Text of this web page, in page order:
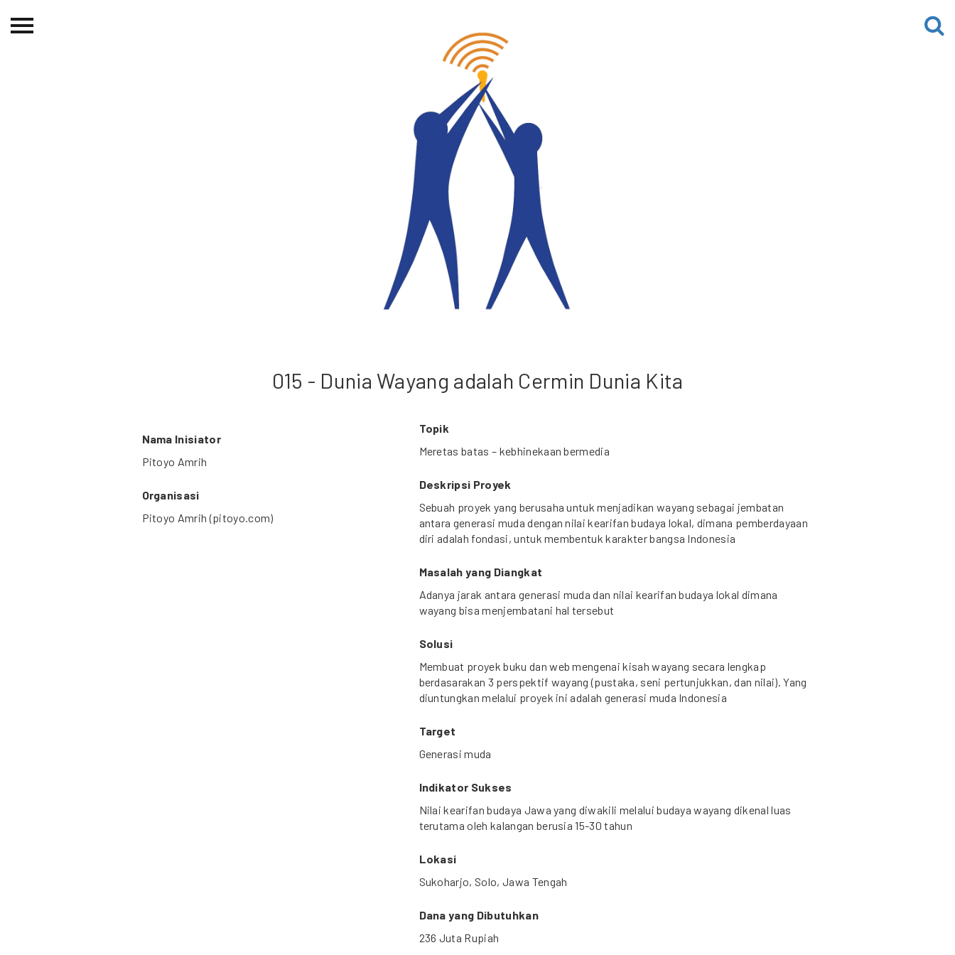
Beranda
015 - Dunia Wayang adalah Cermin Dunia Kita
Nama Inisiator
Pitoyo Amrih
Organisasi
Pitoyo Amrih (pitoyo.com)
Topik
Meretas batas – kebhinekaan bermedia
Deskripsi Proyek
Sebuah proyek yang berusaha untuk menjadikan wayang sebagai jembatan
antara generasi muda dengan nilai kearifan budaya lokal, dimana pemberdayaan
diri adalah fondasi, untuk membentuk karakter bangsa Indonesia
Masalah yang Diangkat
Adanya jarak antara generasi muda dan nilai kearifan budaya lokal dimana
wayang bisa menjembatani hal tersebut
Solusi
Membuat proyek buku dan web mengenai kisah wayang secara lengkap
berdasarakan 3 perspektif wayang (pustaka, seni pertunjukkan, dan nilai). Yang
diuntungkan melalui proyek ini adalah generasi muda Indonesia
Target
Generasi muda
Indikator Sukses
Nilai kearifan budaya Jawa yang diwakili melalui budaya wayang dikenal luas
terutama oleh kalangan berusia 15-30 tahun
Lokasi
Sukoharjo, Solo, Jawa Tengah
Dana yang Dibutuhkan
236 Juta Rupiah